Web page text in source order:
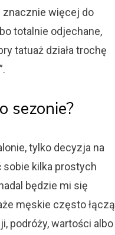
znacznie więcej do
totalnie odjechane,
tatuaż działa trochę
sezonie?
tylko decyzja na
sobie kilka prostych
będzie mi się
męskie często łączą
podróży, wartości albo